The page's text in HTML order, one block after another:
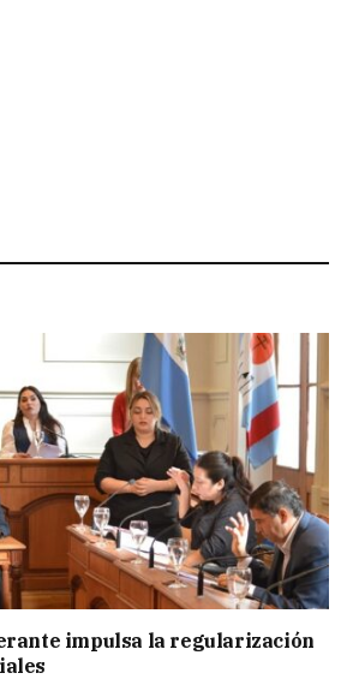
impulsa la regularización